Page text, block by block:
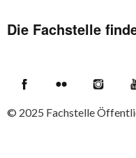
Die Fachstelle
© 2025 Fachstelle